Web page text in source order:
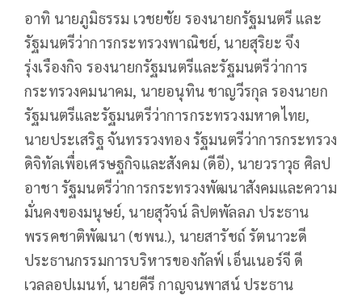
อาทิ นายภูมิธรรม เวชยชัย รองนายกรัฐมนตรี และ
รัฐมนตรีว่าการกระทรวงพาณิชย์, นายสุริยะ จึง
รุ่งเรืองกิจ รองนายกรัฐมนตรีและรัฐมนตรีว่าการ
กระทรวงคมนาคม, นายอนุทิน ชาญวีรกุล รองนายก
รัฐมนตรีและรัฐมนตรีว่าการกระทรวงมหาดไทย,
นายประเสริฐ จันทรรวงทอง รัฐมนตรีว่าการกระทรวง
ดิจิทัลเพื่อเศรษฐกิจและสังคม (ดีอี), นายวราวุธ ศิลป
อาชา รัฐมนตรีว่าการกระทรวงพัฒนาสังคมและความ
มั่นคงของมนุษย์, นายสุวัจน์ ลิปตพัลลภ ประธาน
พรรคชาติพัฒนา (ชพน.), นายสารัชถ์ รัตนาวะดี
ประธานกรรมการบริหารของกัลฟ์ เอ็นเนอร์จี ดี
เวลลอปเมนท์, นายคีรี กาญจนพาสน์ ประธาน